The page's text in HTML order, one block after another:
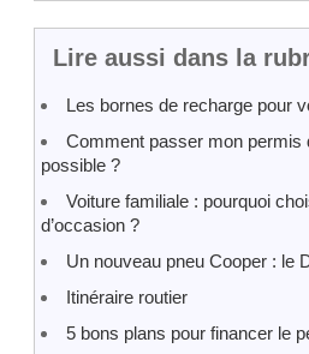
Lire aussi dans la
Les bornes de recharge pour
Comment passer mon permis
possible ?
Voiture familiale : pourquoi
d’occasion ?
Un nouveau pneu Cooper : le
Itinéraire routier
5 bons plans pour financer le